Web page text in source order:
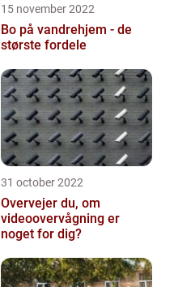
15 november 2022
Bo på vandrehjem - de
største fordele
31 october 2022
Overvejer du, om
videoovervågning er
noget for dig?